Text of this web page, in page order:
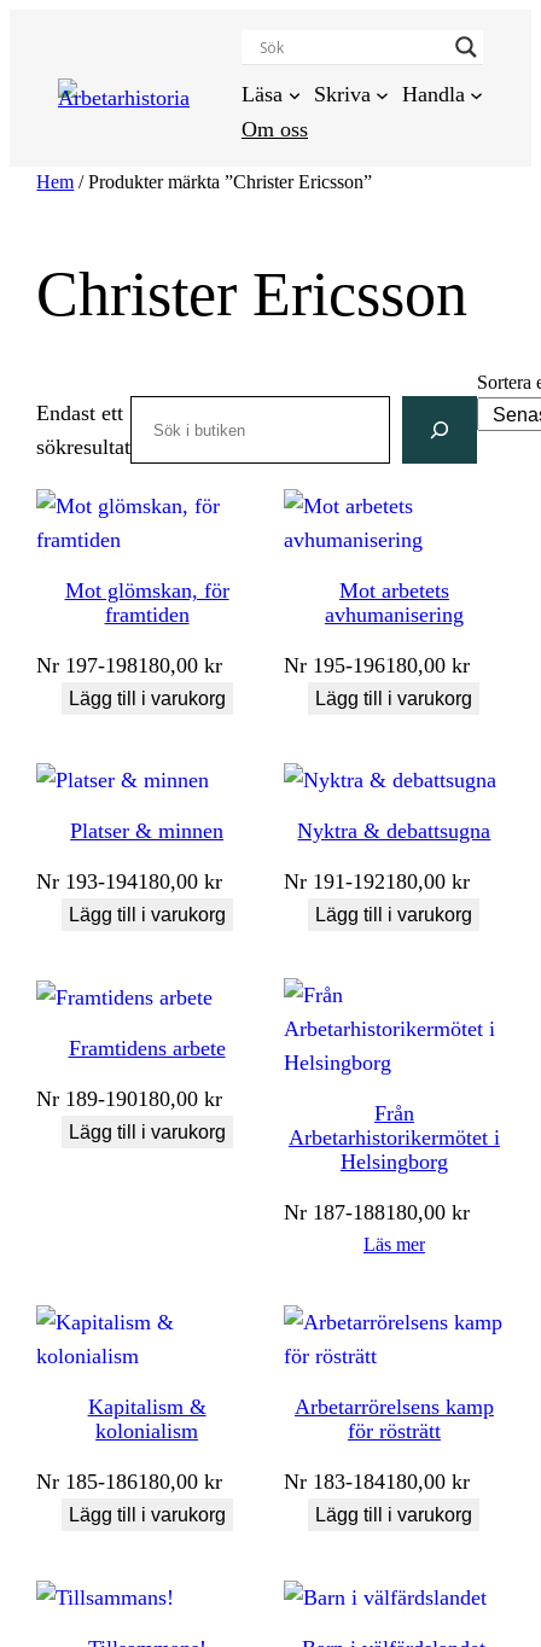
innehåll
Läsa Skriva
Handla
Om oss
Hem / Produkter märkta ”Christer Ericsson”
Christer Ericsson
Endast ett
sökresultat
Sortera
Mot glömskan, för
framtiden
Nr 197-198180,00kr
Lägg till i varukorg
Mot arbetets
avhumanisering
Nr 195-196180,00kr
Lägg till i varukorg
Platser & minnen
Nr 193-194180,00kr
Lägg till i varukorg
Nyktra & debattsugna
Nr 191-192180,00kr
Lägg till i varukorg
Framtidens arbete
Nr 189-190180,00kr
Lägg till i varukorg
Från
Arbetarhistorikermötet i
Helsingborg
Nr 187-188180,00kr
Läs mer
Kapitalism &
kolonialism
Nr 185-186180,00kr
Lägg till i varukorg
Arbetarrörelsens kamp
för rösträtt
Nr 183-184180,00kr
Lägg till i varukorg